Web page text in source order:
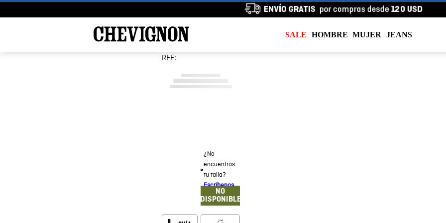
SALE HOMBRE MUJER JEANS
REF:
¿No
encuentras
tu talla?
Escribenos
NO
DISPONIBLE